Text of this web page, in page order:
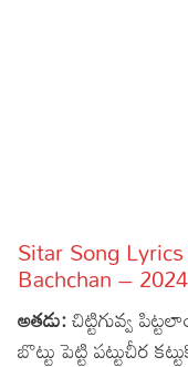
Articles
Facts
Sitar Song
Bachchan – 2024
అతడు:చిట్టిగువ్వ
బొట్టు పెట్టి పట్టుచీర